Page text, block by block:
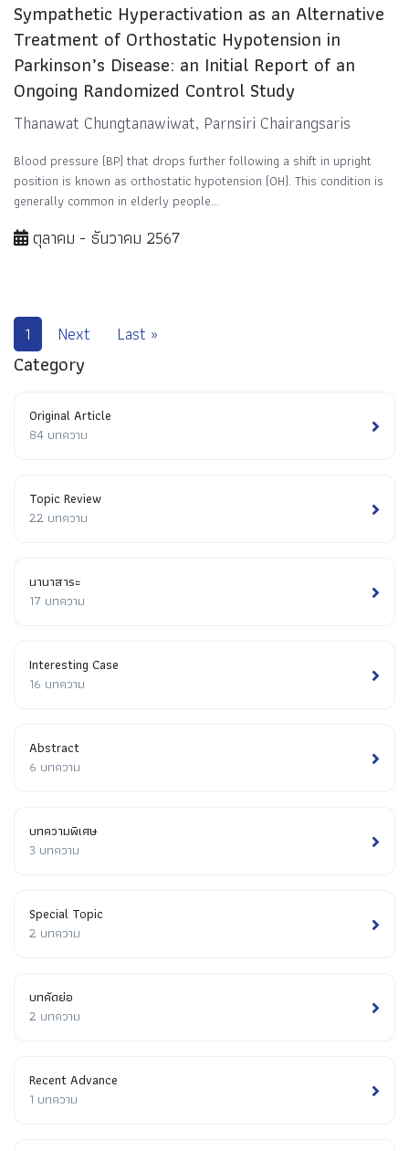
Sympathetic Hyperactivation as an Alternative
Treatment of Orthostatic Hypotension in
Parkinson’s Disease: an Initial Report of an
Ongoing Randomized Control Study
Thanawat Chungtanawiwat, Parnsiri Chairangsaris
Blood pressure (BP) that drops further following a shift in upright
position is known as orthostatic hypotension (OH). This condition is
generally common in elderly people...
ตุลาคม - ธันวาคม 2567
1 Next Last »
Category
Original Article
84 บทความ
Topic Review
22 บทความ
นานาสาระ
17 บทความ
Interesting Case
16 บทความ
Abstract
6 บทความ
บทความพิเศษ
3 บทความ
Special Topic
2 บทความ
บทคัดย่อ
2 บทความ
Recent Advance
1 บทความ